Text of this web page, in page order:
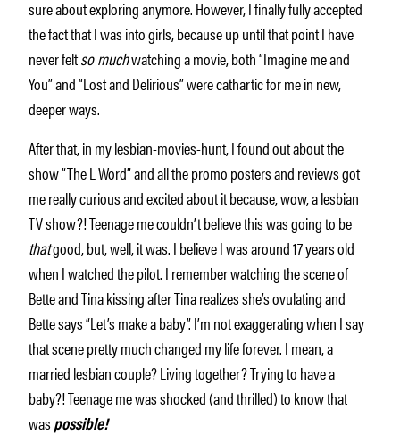
sure about exploring anymore. However, I finally fully accepted
the fact that I was into girls, because up until that point I have
never feltso muchwatching a movie, both “Imagine me and
You” and “Lost and Delirious” were cathartic for me in new,
deeper ways.
After that, in my lesbian-movies-hunt, I found out about the
show “The L Word” and all the promo posters and reviews got
me really curious and excited about it because, wow, a lesbian
TV show?! Teenage me couldn’t believe this was going to be
thatgood, but, well, it was. I believe I was around 17 years old
when I watched the pilot. I remember watching the scene of
Bette and Tina kissing after Tina realizes she’s ovulating and
Bette says “Let’s make a baby”. I’m not exaggerating when I say
that scene pretty much changed my life forever. I mean, a
married lesbian couple? Living together? Trying to have a
baby?! Teenage me was shocked (and thrilled) to know that
waspossible!